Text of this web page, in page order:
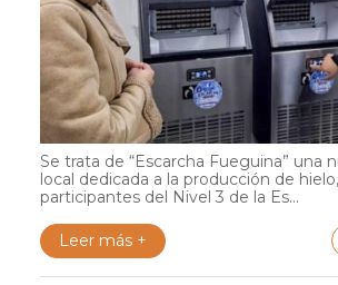
Se trata de “Escarcha Fueguina” una
local dedicada a la producción de
participantes del Nivel 3 de la Es...
Leer más +